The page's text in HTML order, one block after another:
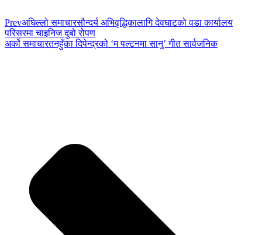
Prevअघिल्लो समाचारसौन्दर्य अभिवृद्धिकालागि देवघाटको वडा कार्यालय
परिसरमा चाइनिज दुबो रोपण
अर्को समाचारतनहुँका दिपेन्द्रको ‘म पल्टनमा सानु’ गीत सार्वजनिक